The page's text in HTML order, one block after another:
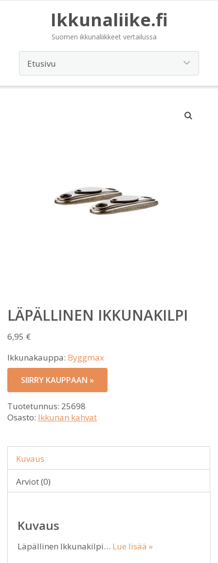
Ikkunaliike.fi
Suomen ikkunaliikkeet vertailussa
LÄPÄLLINEN IKKUNAKILPI
6,95 €
Ikkunakauppa: Byggmax
SIIRRY KAUPPAAN »
Tuotetunnus: 25698
Osasto: Ikkunan kahvat
Kuvaus
Arviot (0)
Kuvaus
Läpällinen Ikkunakilpi… Lue lisää »